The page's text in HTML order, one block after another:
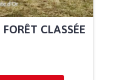
CLASSÉE